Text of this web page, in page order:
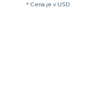
* Cena je v USD.